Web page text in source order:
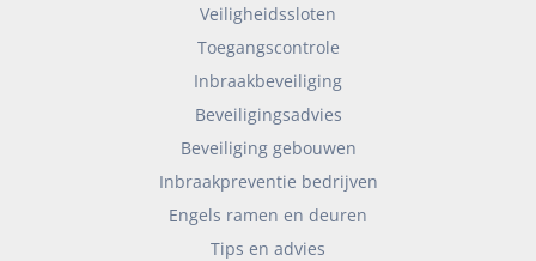
Veiligheidssloten
Toegangscontrole
Inbraakbeveiliging
Beveiligingsadvies
Beveiliging gebouwen
Inbraakpreventie bedrijven
Engels ramen en deuren
Tips en advies